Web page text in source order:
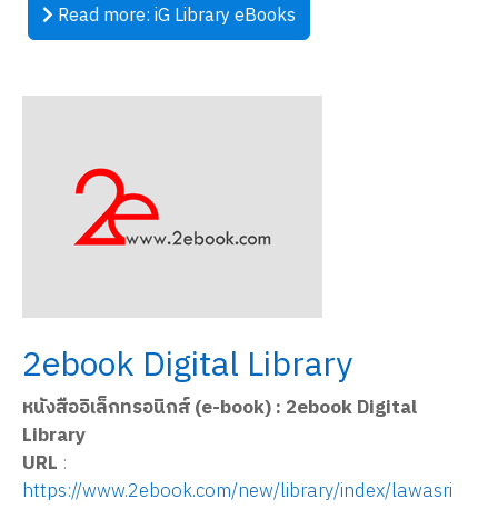
Read more: iG Library eBooks
2ebook Digital Library
หนังสืออิเล็กทรอนิกส์ (e-book) : 2ebook Digital
Library
URL :
https://www.2ebook.com/new/library/index/lawasri